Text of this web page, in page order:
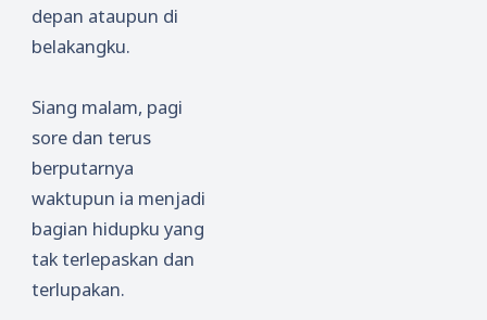
depan ataupun di
belakangku.
Siang malam, pagi
sore dan terus
berputarnya
waktupun ia menjadi
bagian hidupku yang
tak terlepaskan dan
terlupakan.